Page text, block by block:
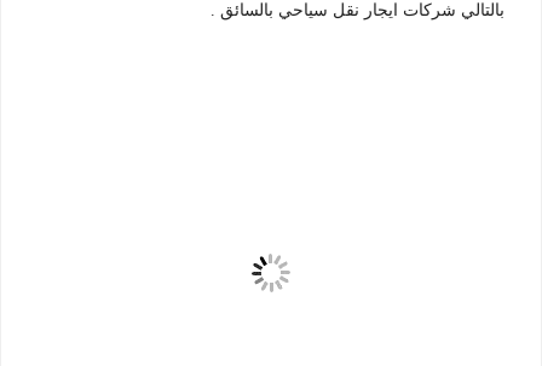
بالتالي شركات ايجار نقل سياحي بالسائق .